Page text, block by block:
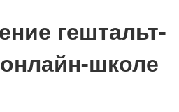
гештальт-
школе